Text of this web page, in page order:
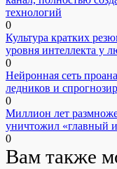
технологий
0
Культура кратких
уровня интеллекта у
0
Нейронная сеть
ледников и
0
Миллион лет
уничтожил «главный
0
Вам также